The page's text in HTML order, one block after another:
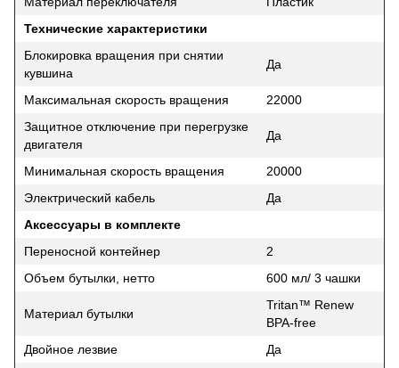
Технические характеристики
Блокировка вращения при снятии
кувшина
Да
Максимальная скорость вращения
22000
Защитное отключение при перегрузке
двигателя
Да
Минимальная скорость вращения
20000
Электрический кабель
Да
Аксессуары в комплекте
Переносной контейнер
2
Объем бутылки, нетто
600 мл/ 3 чашки
Материал бутылки
Tritan™ Renew
BPA-free
Двойное лезвие
Да